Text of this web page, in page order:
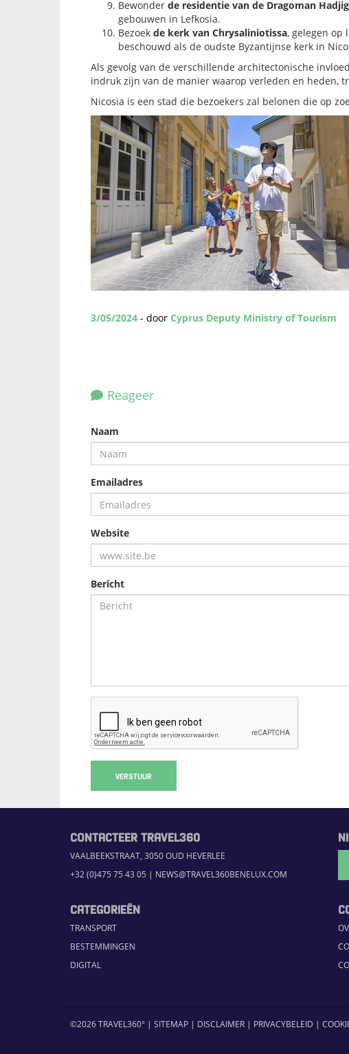
Bewonder de residentie van de Dragoman
gebouwen in Lefkosia.
Bezoek de kerk van Chrysaliniotissa, gelegen op
beschouwd als de oudste Byzantijnse kerk in
Als gevolg van de verschillende architectonische
indruk zijn van de manier waarop verleden en heden,
Nicosia is een stad die bezoekers zal belonen die op
3/05/2024 - door Cyprus Deputy Ministry of Tourism
Reageer
Naam
Emailadres
Website
Bericht
VERSTUUR
CONTACTEER TRAVEL360
VAALBEEKSTRAAT, 3050 OUD HEVERLEE
+32 (0)475 75 43 05 | NEWS@TRAVEL360BENELUX.COM
CATEGORIEËN
TRANSPORT
BESTEMMINGEN
DIGITAL
©2026 TRAVEL360° | SITEMAP | DISCLAIMER | PRIVACYBELEID |